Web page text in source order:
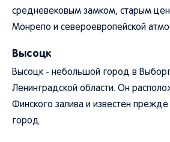
средневековым замком, старым
Монрепо и североевропейской
Высоцк
Высоцк - небольшой город в
Ленинградской области. Он
Финского залива и известен прежде
город.